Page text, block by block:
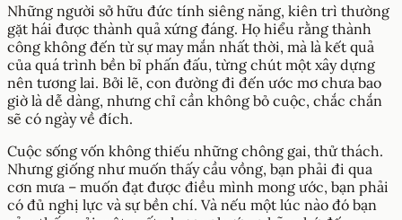
Những người sở hữu đức tính siêng năng, kiên trì thường
gặt hái được thành quả xứng đáng. Họ hiểu rằng thành
công không đến từ sự may mắn nhất thời, mà là kết quả
của quá trình bền bỉ phấn đấu, từng chút một xây dựng
nên tương lai. Bởi lẽ, con đường đi đến ước mơ chưa bao
giờ là dễ dàng, nhưng chỉ cần không bỏ cuộc, chắc chắn
sẽ có ngày về đích.
Cuộc sống vốn không thiếu những chông gai, thử thách.
Nhưng giống như muốn thấy cầu vồng, bạn phải đi qua
cơn mưa – muốn đạt được điều mình mong ước, bạn phải
có đủ nghị lực và sự bền chí. Và nếu một lúc nào đó bạn